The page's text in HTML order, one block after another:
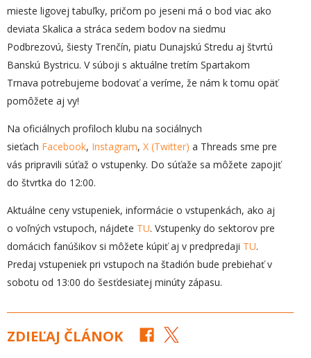
mieste ligovej tabuľky, pričom po jeseni má o bod viac ako
deviata Skalica a stráca sedem bodov na siedmu
Podbrezovú, šiesty Trenčín, piatu Dunajskú Stredu aj štvrtú
Banskú Bystricu. V súboji s aktuálne tretím Spartakom
Trnava potrebujeme bodovať a veríme, že nám k tomu opäť
pomôžete aj vy!
Na oficiálnych profiloch klubu na sociálnych
sieťach Facebook, Instagram, X (Twitter) a Threads sme pre
vás pripravili súťaž o vstupenky. Do súťaže sa môžete zapojiť
do štvrtka do 12:00.
Aktuálne ceny vstupeniek, informácie o vstupenkách, ako aj
o voľných vstupoch, nájdete TU. Vstupenky do sektorov pre
domácich fanúšikov si môžete kúpiť aj v predpredaji TU.
Predaj vstupeniek pri vstupoch na štadión bude prebiehať v
sobotu od 13:00 do šesťdesiatej minúty zápasu.
ZDIEĽAJ ČLÁNOK